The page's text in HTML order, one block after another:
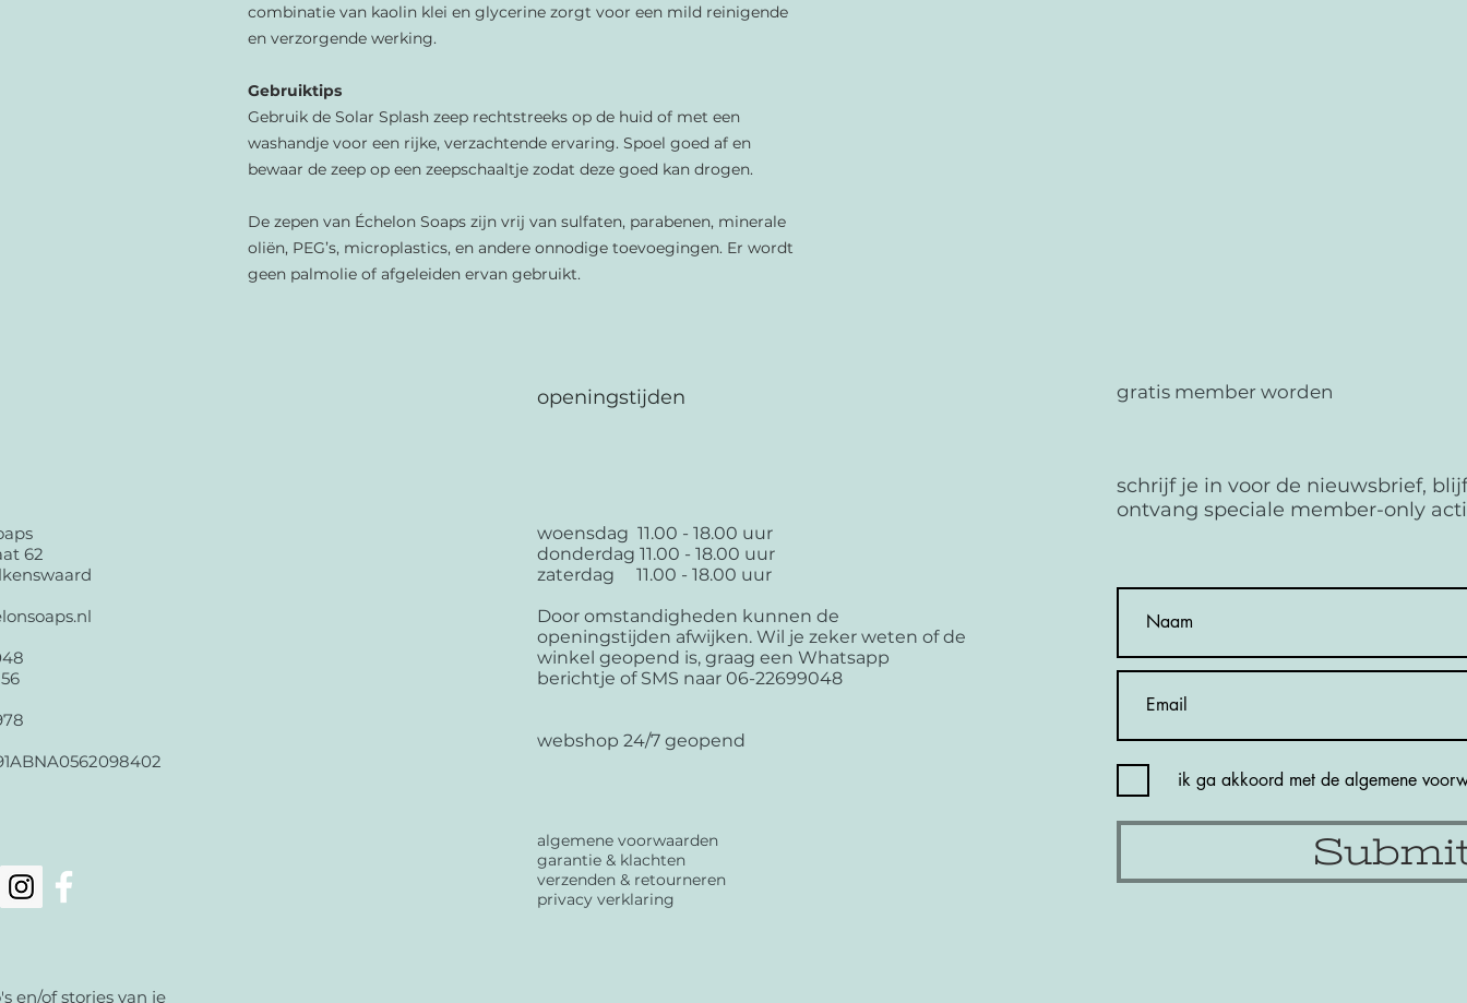
combinatie van kaolin klei en glycerine zorgt voor een mild reinigende
en verzorgende werking.
Gebruiktips
Gebruik de Solar Splash zeep rechtstreeks op de huid of met een
washandje voor een rijke, verzachtende ervaring. Spoel goed af en
bewaar de zeep op een zeepschaaltje zodat deze goed kan drogen.
De zepen van Échelon Soaps zijn vrij van sulfaten, parabenen, minerale
oliën, PEG’s, microplastics, en andere onnodige toevoegingen. Er wordt
geen palmolie of afgeleiden ervan gebruikt.
62
en/of stories van je
openingstijden
woensdag 11.00 - 18.00 uur
donderdag 11.00 - 18.00 uur
zaterdag 11.00 - 18.00 uur
Door omstandigheden kunnen de
openingstijden afwijken. Wil je zeker weten of de
winkel geopend is, graag een Whatsapp
berichtje of SMS naar 06-22699048
webshop 24/7 geopend
algemene voorwaarden
garantie & klachten
verzenden & retourneren
privacy verklaring
gratis member worden
schrijf je in voor de nieuwsbrief,
ontvang speciale member-only
ik ga akkoord met de algemene